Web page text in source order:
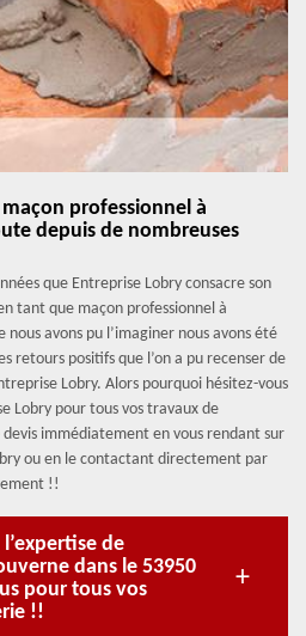
professionnel à
depuis de nombreuses
que Entreprise Lobry consacre son
tant que maçon professionnel à
nous avons pu l’imaginer nous avons été
retours positifs que l’on a pu recenser de
Lobry. Alors pourquoi hésitez-vous
Lobry pour tous vos travaux de
immédiatement en vous rendant sur
ou en le contactant directement par
!!
de
dans le 53950
pour tous vos
!!